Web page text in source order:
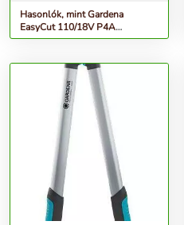
Hasonlók, mint Gardena
EasyCut 110/18V P4A
akkumulátoros ágvágó olló